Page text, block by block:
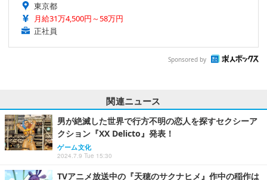
東京都
月給31万4,500円～58万円
正社員
Sponsored by
関連ニュース
男が絶滅した世界で行方不明の恋人を探すセクシーア
クション『XX Delicto』発表！
ゲーム文化
2024.7.9 Tue 15:30
TVアニメ放送中の『天穂のサクナヒメ』作中の稲作は